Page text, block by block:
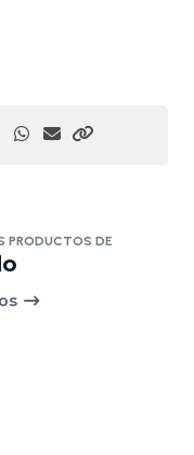
PRODUCTOS DE